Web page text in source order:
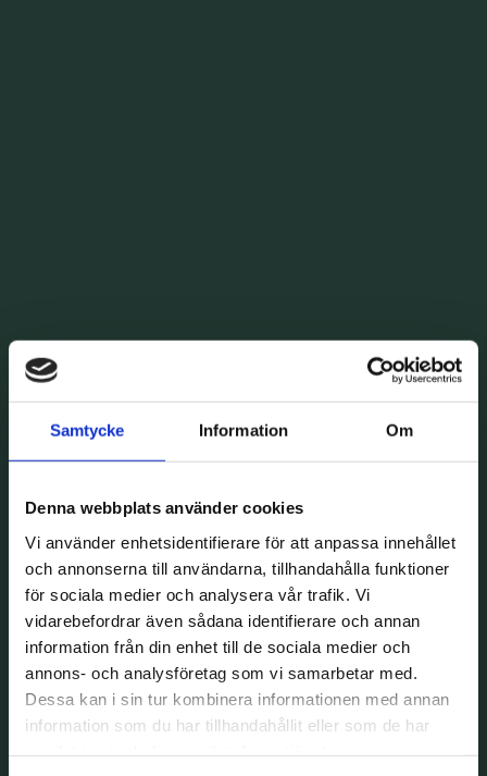
Samtycke Information Om
Denna webbplats använder cookies
Vi använder enhetsidentifierare för att anpassa innehållet
och annonserna till användarna, tillhandahålla funktioner
för sociala medier och analysera vår trafik. Vi
vidarebefordrar även sådana identifierare och annan
information från din enhet till de sociala medier och
annons- och analysföretag som vi samarbetar med.
Dessa kan i sin tur kombinera informationen med annan
information som du har tillhandahållit eller som de har